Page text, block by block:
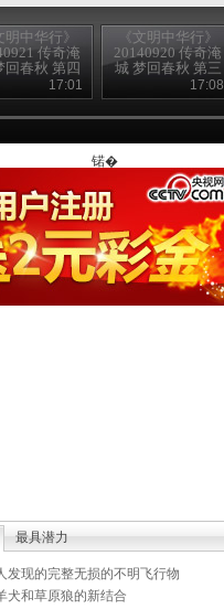
明中华行》
传奇淹
回春秋 第四
不老的传奇
17:01
《文明中华行》
20140920 传奇淹
城 梦回春秋 第三
集 文墨春秋17:08
锘�
最具潜力
发现的完整无损的不明飞行物
犬和草原狼的新结合